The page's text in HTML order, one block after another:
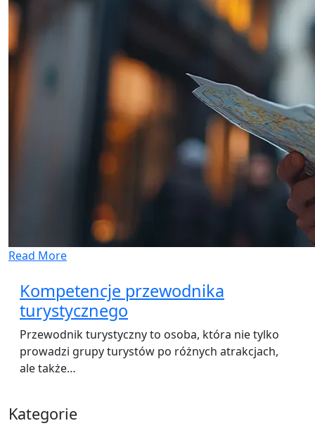
Read More
Kompetencje przewodnika
turystycznego
Przewodnik turystyczny to osoba, która nie tylko
prowadzi grupy turystów po różnych atrakcjach,
ale także…
Kategorie